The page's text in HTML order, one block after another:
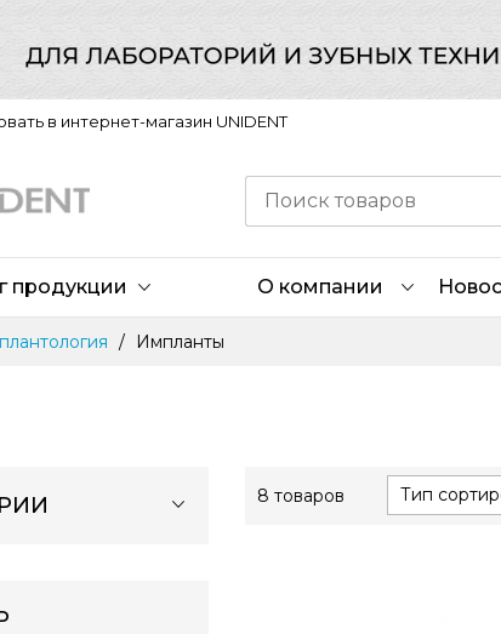
в интернет-магазин UNIDENT
продукции О компании
Импланты
8 товаров Тип